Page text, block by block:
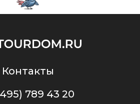
Контакты
789 43 20